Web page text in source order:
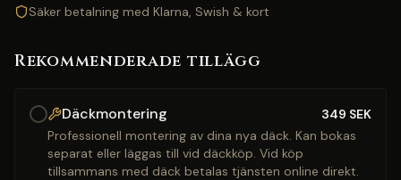
Säker betalning med Klarna, Swish & kort
Rekommenderade tillägg
Däckmontering 349 SEK
Professionell montering av dina nya däck. Kan bokas
separat eller läggas till vid däckköp. Vid köp
tillsammans med däck betalas tjänsten online direkt.